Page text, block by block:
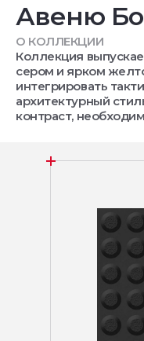
Авеню
О КОЛЛЕКЦИИ
Коллекция
сером и ярком
интегрировать
архитектурный
контраст,